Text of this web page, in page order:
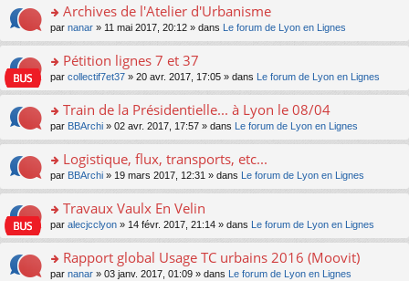
c
e
nt
pl
u
c
e
nt
n
n
le
pl
u
ré
c
e
nt
a
g
e
n
n
le
pl
u
ré
c
e
nt
m
e
a
g
e
n
n
le
pl
u
ré
c
e
nt
ult
er
le
m
e
a
g
e
n
n
le
pl
u
ré
o
n
ult
er
le
m
e
a
g
e
n
n
le
pl
Archives de l'Atelier d'Urbanisme
par nanar » 11 mai 2017, 20:12 » dans Le forum de Lyon en Lignes
o
n
ult
er
le
m
e
a
g
e
n
Pétition lignes 7 et 37
par collectif7et37 » 20 avr. 2017, 17:05 » dans Le forum de Lyon en Lignes
o
n
ult
er
le
m
e
a
g
Train de la Présidentielle... à Lyon le 08/04
par BBArchi » 02 avr. 2017, 17:57 » dans Le forum de Lyon en Lignes
o
n
ult
er
le
m
e
Logistique, flux, transports, etc...
par BBArchi » 19 mars 2017, 12:31 » dans Le forum de Lyon en Lignes
o
n
ult
Travaux Vaulx En Velin
par alecjcclyon » 14 févr. 2017, 21:14 » dans Le forum de Lyon en Lignes
o
Rapport global Usage TC urbains 2016 (Moovit)
par nanar » 03 janv. 2017, 01:09 » dans Le forum de Lyon en Lignes